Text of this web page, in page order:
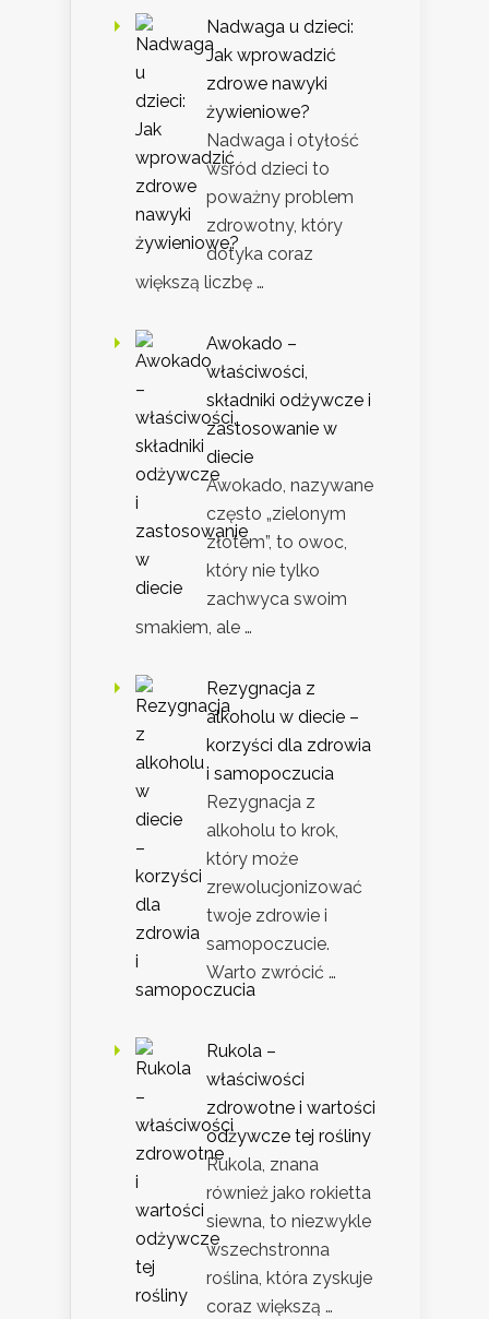
Nadwaga u dzieci:
Jak wprowadzić
zdrowe nawyki
żywieniowe?
Nadwaga i otyłość
wśród dzieci to
poważny problem
zdrowotny, który
dotyka coraz
większą liczbę …
Awokado –
właściwości,
składniki odżywcze i
zastosowanie w
diecie
Awokado, nazywane
często „zielonym
złotem”, to owoc,
który nie tylko
zachwyca swoim
smakiem, ale …
Rezygnacja z
alkoholu w diecie –
korzyści dla zdrowia
i samopoczucia
Rezygnacja z
alkoholu to krok,
który może
zrewolucjonizować
twoje zdrowie i
samopoczucie.
Warto zwrócić …
Rukola –
właściwości
zdrowotne i wartości
odżywcze tej rośliny
Rukola, znana
również jako rokietta
siewna, to niezwykle
wszechstronna
roślina, która zyskuje
coraz większą …